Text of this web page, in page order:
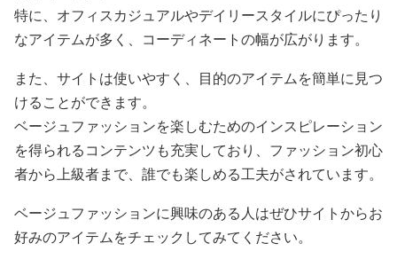
特に、オフィスカジュアルやデイリースタイルにぴったり
なアイテムが多く、コーディネートの幅が広がります。
また、サイトは使いやすく、目的のアイテムを簡単に見つ
けることができます。
ベージュファッションを楽しむためのインスピレーション
を得られるコンテンツも充実しており、ファッション初心
者から上級者まで、誰でも楽しめる工夫がされています。
ベージュファッションに興味のある人はぜひサイトからお
好みのアイテムをチェックしてみてください。